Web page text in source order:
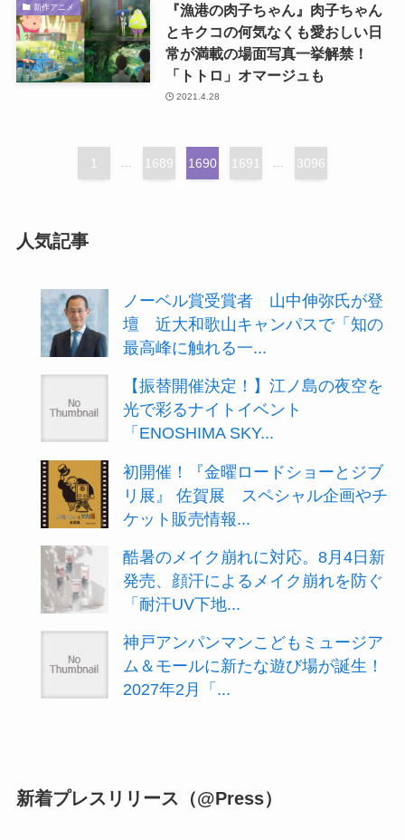
新作アニメ
『漁港の肉子ちゃん』肉子ちゃん
とキクコの何気なくも愛おしい日
常が満載の場面写真一挙解禁！
「トトロ」オマージュも
2021.4.28
1 ... 1689 1690 1691 ... 3096
人気記事
ノーベル賞受賞者 山中伸弥氏が登
壇 近大和歌山キャンパスで「知の
最高峰に触れる一...
【振替開催決定！】江ノ島の夜空を
光で彩るナイトイベント
「ENOSHIMA SKY...
初開催！『金曜ロードショーとジブ
リ展』 佐賀展 スペシャル企画やチ
ケット販売情報...
酷暑のメイク崩れに対応。8月4日新
発売、顔汗によるメイク崩れを防ぐ
「耐汗UV下地...
神戸アンパンマンこどもミュージア
ム＆モールに新たな遊び場が誕生！
2027年2月「...
新着プレスリリース（@Press）